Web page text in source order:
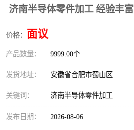
济南半导体零件加工 经验丰富
价格： 面议
产品数量： 9999.00个
发货地址： 安徽省合肥市蜀山区
关键词： 济南半导体零件加工
发布日期： 2026-08-06